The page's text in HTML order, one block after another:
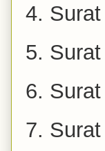
Surat